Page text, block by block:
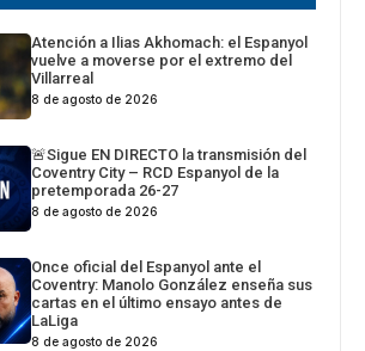
Atención a Ilias Akhomach: el Espanyol
vuelve a moverse por el extremo del
Villarreal
8 de agosto de 2026
🚨Sigue EN DIRECTO la transmisión del
Coventry City – RCD Espanyol de la
pretemporada 26-27
8 de agosto de 2026
Once oficial del Espanyol ante el
Coventry: Manolo González enseña sus
cartas en el último ensayo antes de
LaLiga
8 de agosto de 2026